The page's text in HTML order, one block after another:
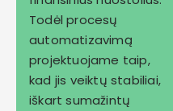
Todėl procesų
automatizavimą
projektuojame taip,
kad jis veiktų stabiliai,
iškart sumažintų